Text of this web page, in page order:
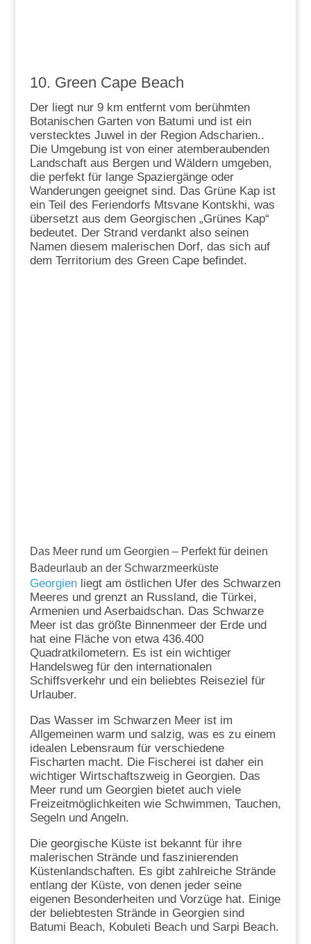
10. Green Cape Beach
Der liegt nur 9 km entfernt vom berühmten
Botanischen Garten von Batumi und ist ein
verstecktes Juwel in der Region Adscharien..
Die Umgebung ist von einer atemberaubenden
Landschaft aus Bergen und Wäldern umgeben,
die perfekt für lange Spaziergänge oder
Wanderungen geeignet sind. Das Grüne Kap ist
ein Teil des Feriendorfs Mtsvane Kontskhi, was
übersetzt aus dem Georgischen „Grünes Kap“
bedeutet. Der Strand verdankt also seinen
Namen diesem malerischen Dorf, das sich auf
dem Territorium des Green Cape befindet.
Das Meer rund um Georgien – Perfekt für deinen
Badeurlaub an der Schwarzmeerküste
Georgienliegt am östlichen Ufer des Schwarzen
Meeres und grenzt an Russland, die Türkei,
Armenien und Aserbaidschan. Das Schwarze
Meer ist das größte Binnenmeer der Erde und
hat eine Fläche von etwa 436.400
Quadratkilometern. Es ist ein wichtiger
Handelsweg für den internationalen
Schiffsverkehr und ein beliebtes Reiseziel für
Urlauber.
Das Wasser im Schwarzen Meer ist im
Allgemeinen warm und salzig, was es zu einem
idealen Lebensraum für verschiedene
Fischarten macht. Die Fischerei ist daher ein
wichtiger Wirtschaftszweig in Georgien. Das
Meer rund um Georgien bietet auch viele
Freizeitmöglichkeiten wie Schwimmen, Tauchen,
Segeln und Angeln.
Die georgische Küste ist bekannt für ihre
malerischen Strände und faszinierenden
Küstenlandschaften. Es gibt zahlreiche Strände
entlang der Küste, von denen jeder seine
eigenen Besonderheiten und Vorzüge hat. Einige
der beliebtesten Strände in Georgien sind
Batumi Beach, Kobuleti Beach und Sarpi Beach.